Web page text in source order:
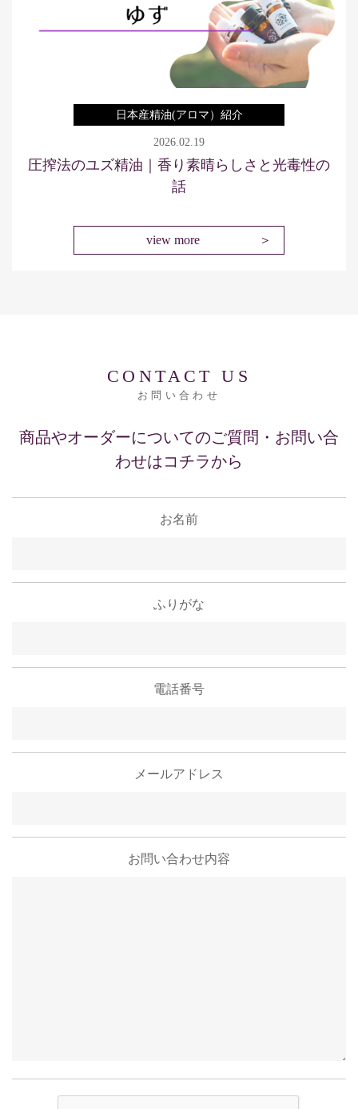
日本産精油(アロマ）紹介
2026.02.19
圧搾法のユズ精油｜香り素晴らしさと光毒性の
話
view more
CONTACT US
お問い合わせ
商品やオーダーについてのご質問・お問い合
わせはコチラから
お名前
ふりがな
電話番号
メールアドレス
お問い合わせ内容